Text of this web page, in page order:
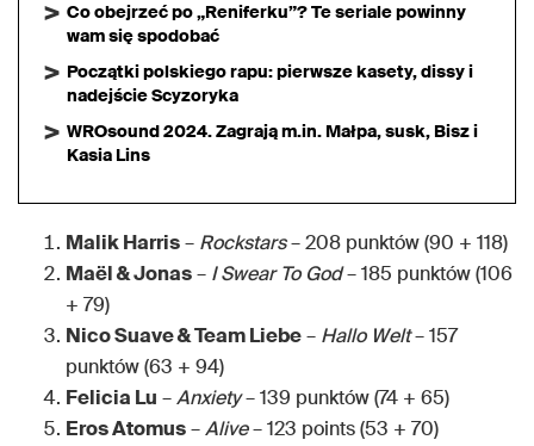
Co obejrzeć po „Reniferku”? Te seriale powinny
wam się spodobać
Początki polskiego rapu: pierwsze kasety, dissy i
nadejście Scyzoryka
WROsound 2024. Zagrają m.in. Małpa, susk, Bisz i
Kasia Lins
Malik Harris– Rockstars– 208 punktów (90 + 118)
Maël & Jonas– I Swear To God– 185 punktów (106
+ 79)
Nico Suave & Team Liebe– Hallo Welt– 157
punktów (63 + 94)
Felicia Lu –Anxiety– 139 punktów (74 + 65)
Eros Atomus–Alive– 123 points (53 + 70)